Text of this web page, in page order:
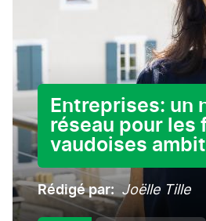
Entreprises: un
réseau pour les
vaudoises
Rédigé par Joëlle Tille